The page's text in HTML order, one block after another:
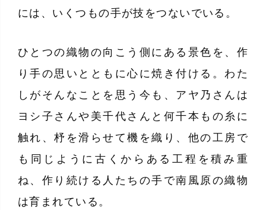
には、いくつもの手が技をつないでいる。
ひとつの織物の向こう側にある景色を、作
り手の思いとともに心に焼き付ける。わた
しがそんなことを思う今も、アヤ乃さんは
ヨシ子さんや美千代さんと何千本もの糸に
触れ、杼を滑らせて機を織り、他の工房で
も同じように古くからある工程を積み重
ね、作り続ける人たちの手で南風原の織物
は育まれている。